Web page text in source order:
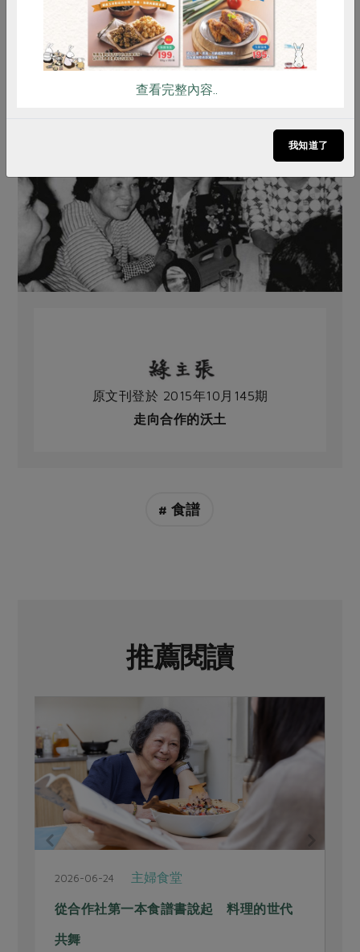
原文刊登於 2015年10月145期
走向合作的沃土
# 食譜
推薦閱讀
2026-06-24 主婦食堂
從合作社第一本食譜書說起 料理的世代
共舞
查看完整內容..
我知道了